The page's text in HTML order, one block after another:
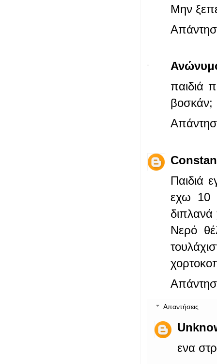
Μην
παιδιά
βοσκάν;
Παιδιά
εχω 10
διπλανά
Νερό
Απαντήσεις
ενα